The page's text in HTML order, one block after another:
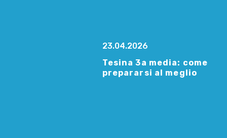
23.04.2026
Tesina 3a media: come
prepararsi al meglio